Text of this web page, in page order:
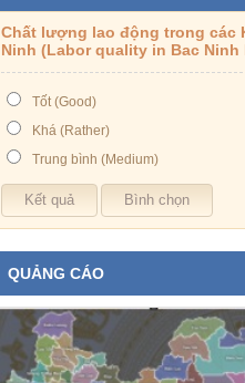
Chất lượng lao động trong các
Ninh (Labor quality in Bac Ninh
Tốt (Good)
Khá (Rather)
Trung bình (Medium)
QUẢNG CÁO